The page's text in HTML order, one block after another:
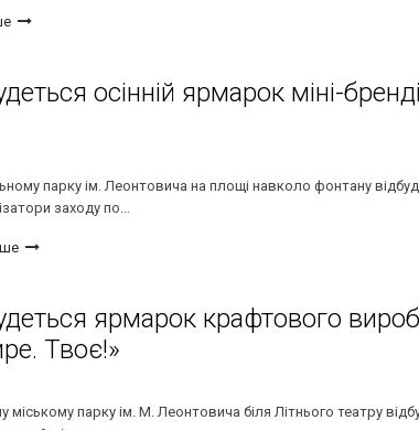
осінній ярмарок міні-
парку ім. Леонтовича на площі навколо фонтану
заходу по...
ярмарок крафтового
Твоє!»
парку ім. М. Леонтовича біля Літнього театру